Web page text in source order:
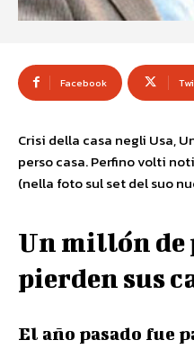
Facebook
Crisi della casa negli Usa,
perso casa. Perfino volti
(nella foto sul set del suo
Un millón
pierden sus
El año pasado fue